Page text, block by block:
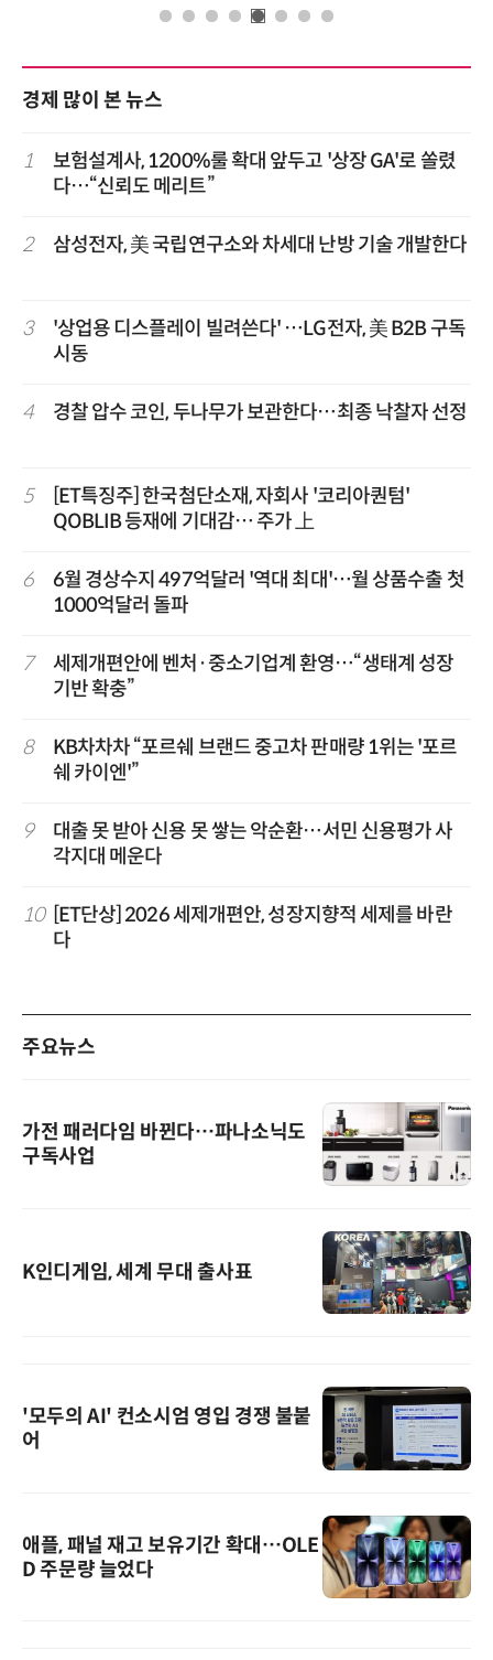
경제 많이 본 뉴스
1
보험설계사, 1200%룰 확대 앞두고 '상장 GA'로 쏠렸
다…“신뢰도 메리트”
2 삼성전자, 美 국립연구소와 차세대 난방 기술 개발한다
3
'상업용 디스플레이 빌려쓴다' …LG전자, 美 B2B 구독
시동
4 경찰 압수 코인, 두나무가 보관한다…최종 낙찰자 선정
5
[ET특징주] 한국첨단소재, 자회사 '코리아퀀텀'
QOBLIB 등재에 기대감… 주가 上
6
6월 경상수지 497억달러 '역대 최대'…월 상품수출 첫
1000억달러 돌파
7
세제개편안에 벤처·중소기업계 환영…“생태계 성장
기반 확충”
8
KB차차차 “포르쉐 브랜드 중고차 판매량 1위는 '포르
쉐 카이엔'”
9
대출 못 받아 신용 못 쌓는 악순환…서민 신용평가 사
각지대 메운다
10
[ET단상] 2026 세제개편안, 성장지향적 세제를 바란
다
주요뉴스
가전 패러다임 바뀐다…파나소닉도
구독사업
K인디게임, 세계 무대 출사표
'모두의 AI' 컨소시엄 영입 경쟁 불붙
어
애플, 패널 재고 보유기간 확대…OLE
D 주문량 늘었다